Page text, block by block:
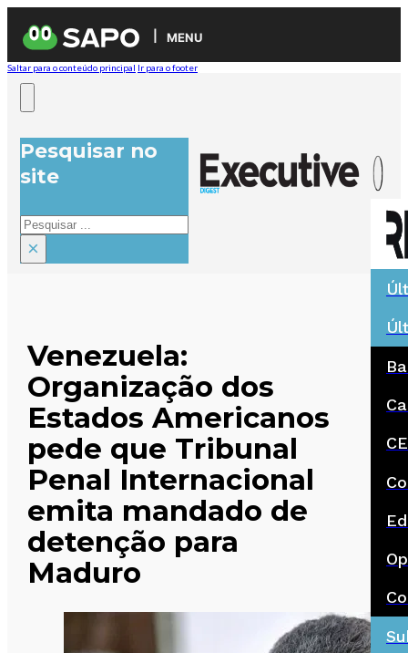
MENU
Saltar para o conteúdo principal Ir para o footer
Pesquisar no
site
Pesquisar
×
Venezuela:
Organização dos
Estados Americanos
pede que Tribunal
Penal Internacional
emita mandado de
detenção para
Maduro